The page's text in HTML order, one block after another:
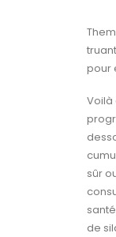
pour
Voilà
sûr
de